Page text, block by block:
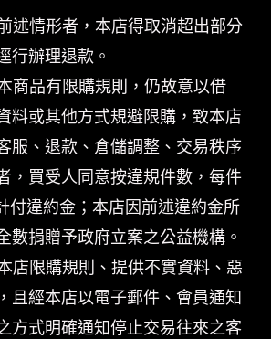
述情形者，本店得取消超出部分
行辦理退款。
商品有限購規則，仍故意以借
料或其他方式規避限購，致本店
服、退款、倉儲調整、交易秩序
，買受人同意按違規件數，每件
付違約金；本店因前述違約金所
數捐贈予政府立案之公益機構。
店限購規則、提供不實資料、惡
且經本店以電子郵件、會員通知
方式明確通知停止交易往來之客